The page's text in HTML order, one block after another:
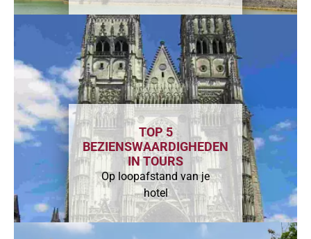
TOP 5
BEZIENSWAARDIGHEDEN
IN TOURS
Op loopafstand van je
hotel